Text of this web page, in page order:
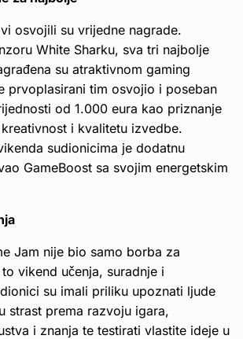
osvojili su vrijedne nagrade.
White Sharku, sva tri najbolje
su atraktivnom gaming
prvoplasirani tim osvojio i poseban
od 1.000 eura kao priznanje
i kvalitetu izvedbe.
sudionicima je dodatnu
GameBoost sa svojim energetskim
Jam nije bio samo borba za
vikend učenja, suradnje i
su imali priliku upoznati ljude
strast prema razvoju igara,
i znanja te testirati vlastite ideje u